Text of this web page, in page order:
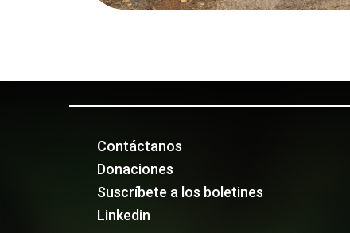
Contáctanos
Donaciones
Suscríbete a los boletines
Linkedin